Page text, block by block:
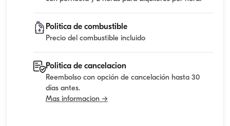
Politica de combustible
Precio del combustible incluido
Politica de cancelacion
Reembolso con opción de cancelación hasta 30
días antes.
Mas informacion →